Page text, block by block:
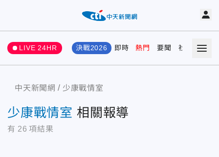
LIVE 24HR 決戰2026 即時 熱門 要聞 社會 娛樂
中天新聞網 少康戰情室
少康戰情室 相關報導
有 26 項結果